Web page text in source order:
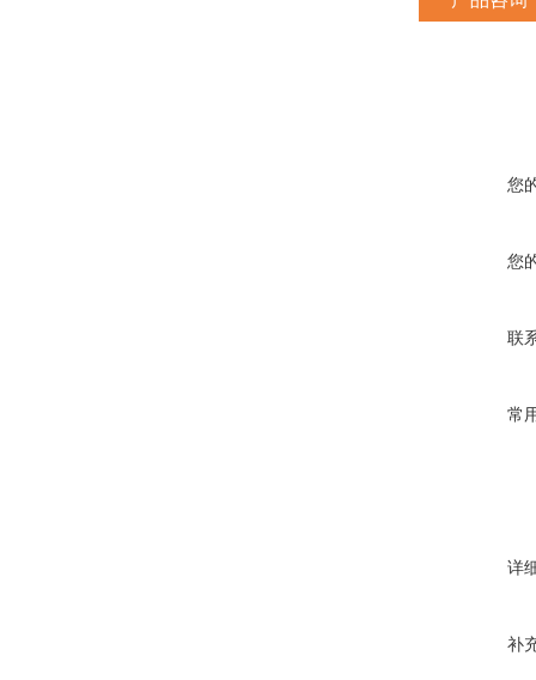
您
您
联
常
详
补